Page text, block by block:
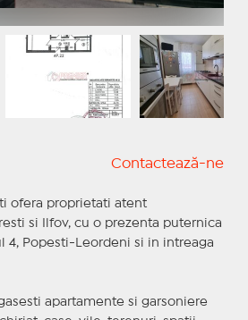
Contactează-ne
ofera proprietati atent
si Ilfov, cu o prezenta puternica
4, Popesti-Leordeni si in intreaga
apartamente si garsoniere